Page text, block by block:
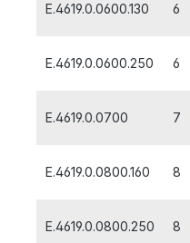
E.4619.0.0600.130 6
E.4619.0.0600.250 6
E.4619.0.0700 7
E.4619.0.0800.160 8
E.4619.0.0800.250 8